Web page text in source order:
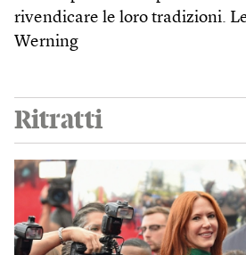
rivendicare le loro tradizioni.
Werning
Ritratti